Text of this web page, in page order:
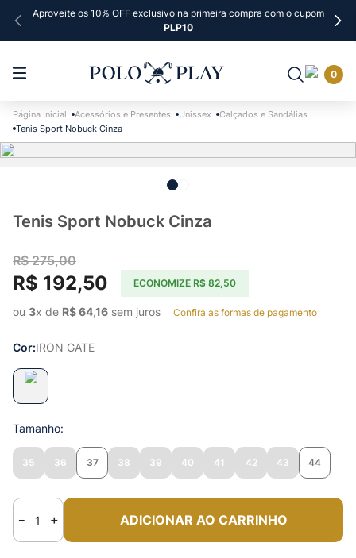
Aproveite os 10% OFF exclusivo na primeira compra com o cupom
PLP10
0
Acessórios e Presentes Unissex
Calçados e Sandálias
Tenis Sport Nobuck Cinza
Tenis Sport Nobuck Cinza
R$ 275,00
R$ 192,50 ECONOMIZE R$ 82,50
ou 3x de R$64,16 sem juros Confira as formas de pagamento
Tamanho
35 36 37 38 39 40 41 42 43 44
Cor IRON GATE
＋
－ ADICIONAR AO CARRINHO